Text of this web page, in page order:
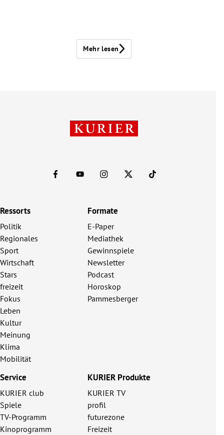
Mehr lesen
Ressorts
Politik
Regionales
Sport
Wirtschaft
Stars
freizeit
Fokus
Leben
Kultur
Meinung
Klima
Mobilität
Formate
E-Paper
Mediathek
Gewinnspiele
Newsletter
Podcast
Horoskop
Pammesberger
Service
KURIER club
Spiele
TV-Programm
Kinoprogramm
KURIER Produkte
KURIER TV
profil
futurezone
Freizeit